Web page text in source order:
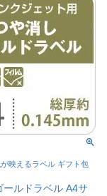
映えるラベル ギフト包
ールドラベル A4サ